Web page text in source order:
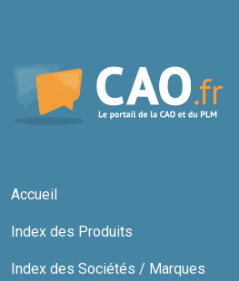
Accueil
Index des Produits
Index des Sociétés / Marques